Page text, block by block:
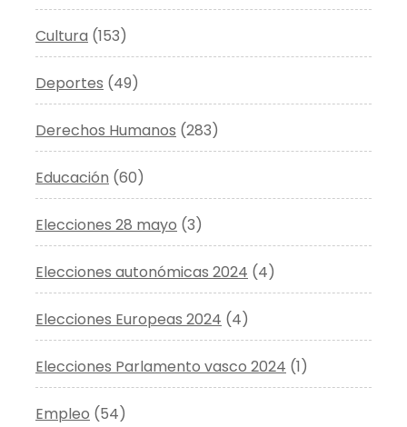
Cultura (153)
Deportes (49)
Derechos Humanos (283)
Educación (60)
Elecciones 28 mayo (3)
Elecciones autonómicas 2024 (4)
Elecciones Europeas 2024 (4)
Elecciones Parlamento vasco 2024 (1)
Empleo (54)